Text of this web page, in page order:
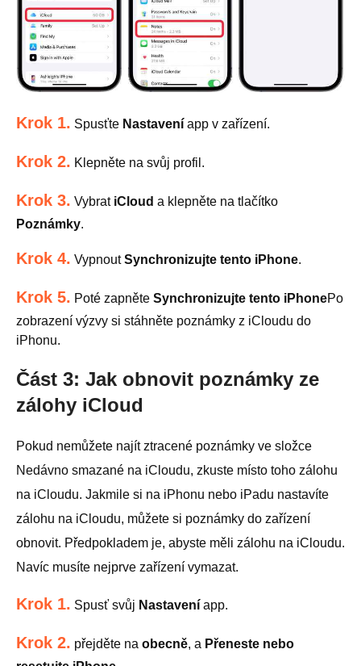
Krok 1. Spusťte Nastavení app v zařízení.
Krok 2. Klepněte na svůj profil.
Krok 3. Vybrat iCloud a klepněte na tlačítko
Poznámky.
Krok 4. VypnoutSynchronizujte tento iPhone.
Krok 5. Poté zapněte Synchronizujte tento iPhonePo
zobrazení výzvy si stáhněte poznámky z iCloudu do
iPhonu.
Část 3: Jak obnovit poznámky ze
zálohy iCloud
Pokud nemůžete najít ztracené poznámky ve složce
Nedávno smazané na iCloudu, zkuste místo toho zálohu
na iCloudu. Jakmile si na iPhonu nebo iPadu nastavíte
zálohu na iCloudu, můžete si poznámky do zařízení
obnovit. Předpokladem je, abyste měli zálohu na iCloudu.
Navíc musíte nejprve zařízení vymazat.
Krok 1. Spusť svůj Nastavení app.
Krok 2. přejděte na obecně, a Přeneste nebo